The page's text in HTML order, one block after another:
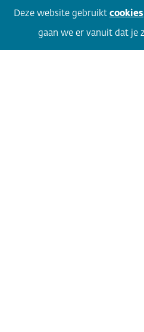
Deze website gebruikt cookies
gaan we er vanuit dat je